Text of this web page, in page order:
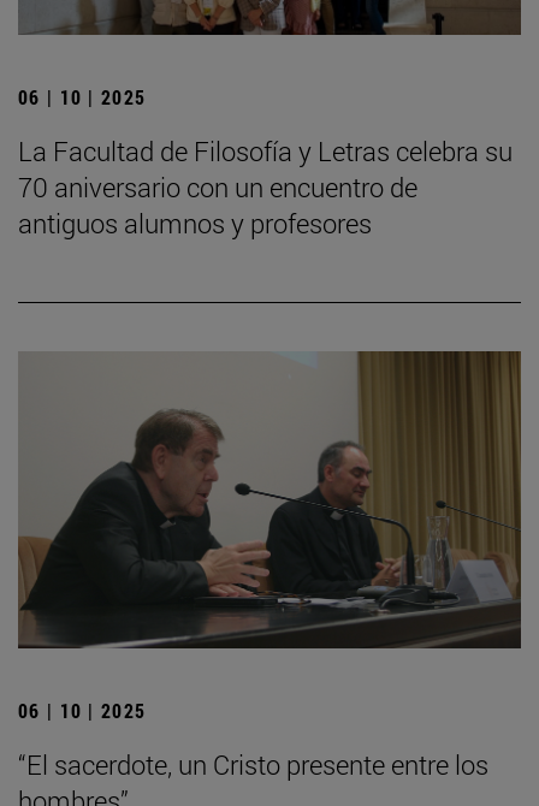
06 | 10 | 2025
La Facultad de Filosofía y Letras celebra su
70 aniversario con un encuentro de
antiguos alumnos y profesores
06 | 10 | 2025
“El sacerdote, un Cristo presente entre los